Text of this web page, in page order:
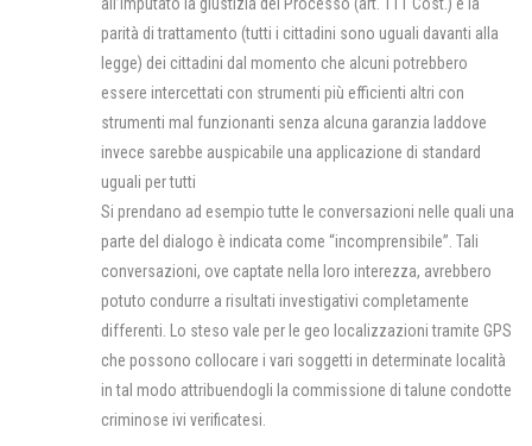
parità di trattamento (tutti i cittadini sono uguali davanti alla
legge) dei cittadini dal momento che alcuni potrebbero
essere intercettati con strumenti più efficienti altri con
strumenti mal funzionanti senza alcuna garanzia laddove
invece sarebbe auspicabile una applicazione di standard
uguali per tutti
Si prendano ad esempio tutte le conversazioni nelle quali una
parte del dialogo è indicata come “incomprensibile”. Tali
conversazioni, ove captate nella loro interezza, avrebbero
potuto condurre a risultati investigativi completamente
differenti. Lo steso vale per le geo localizzazioni tramite GPS
che possono collocare i vari soggetti in determinate località
in tal modo attribuendogli la commissione di talune condotte
criminose ivi verificatesi.